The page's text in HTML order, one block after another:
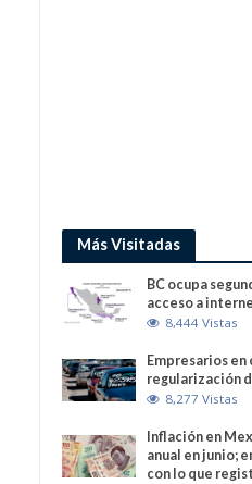
Más Visitadas
BC ocupa
acceso a
8,444 Vistas
Empresarios
regularización
8,277 Vistas
Inflación en
anual en junio;
con lo que